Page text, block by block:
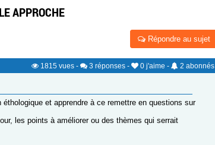
APPROCHE
Répondre au sujet
1815 vues - 3 réponses - 0 j'aime - 2 abonnés
et apprendre à ce remettre en questions sur
les points à améliorer ou des thèmes qui serrait